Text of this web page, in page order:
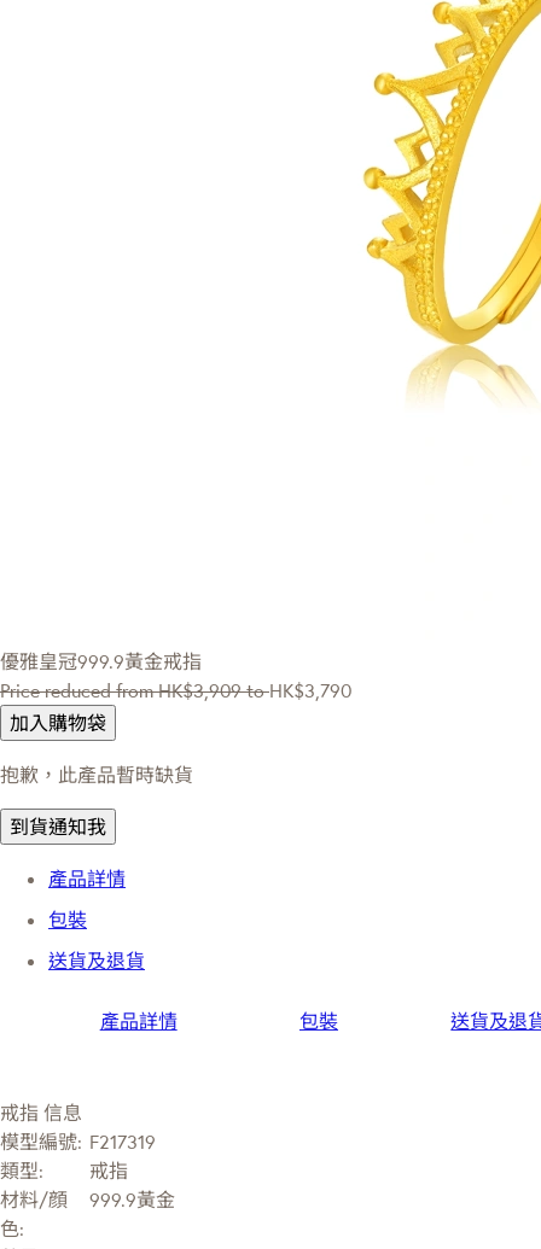
優雅皇冠999.9黃金戒指
Price reduced fromHK$3,909 toHK$3,790
加入購物袋
抱歉，此產品暫時缺貨
到貨通知我
產品詳情
包裝
送貨及退貨
產品詳情 包裝 送貨及退
戒指 信息
模型編號: F217319
類型:
戒指
材料/顔
色:
999.9黃金